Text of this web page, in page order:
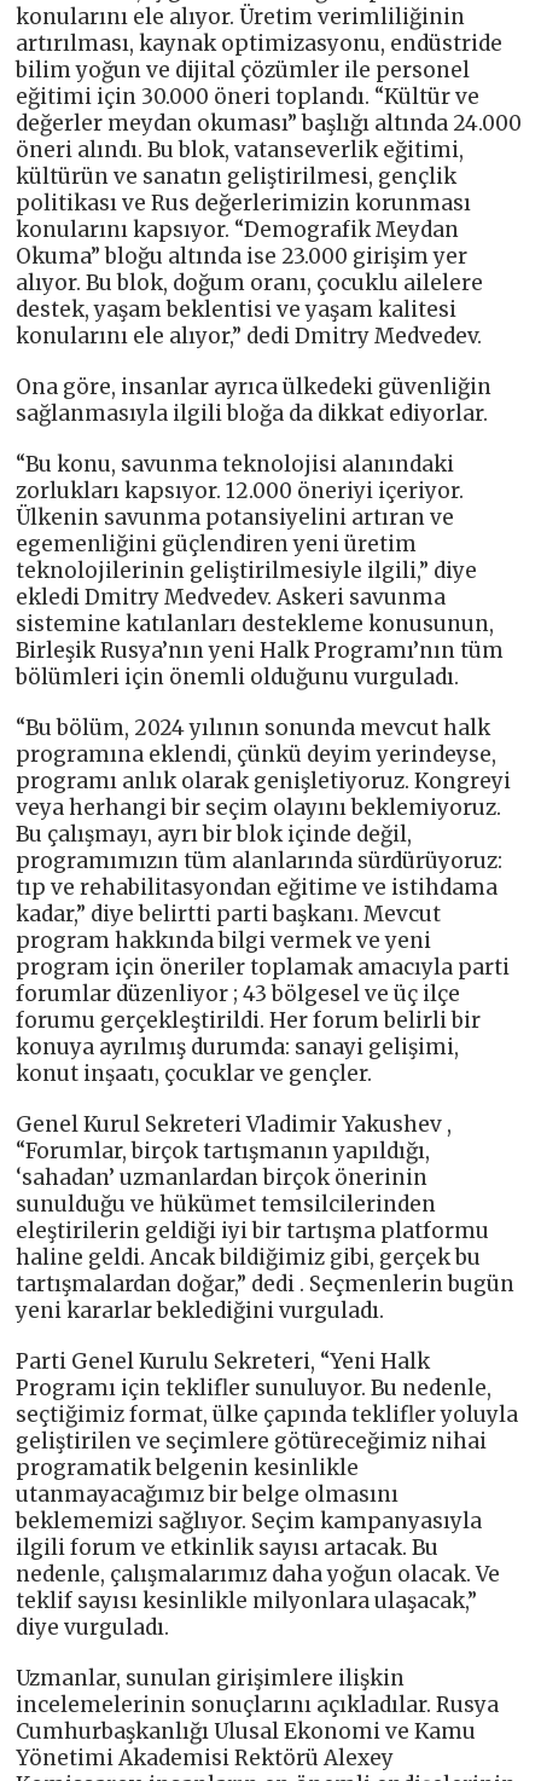
konularını ele alıyor. Üretim verimliliğinin
artırılması, kaynak optimizasyonu, endüstride
bilim yoğun ve dijital çözümler ile personel
eğitimi için 30.000 öneri toplandı. “Kültür ve
değerler meydan okuması” başlığı altında 24.000
öneri alındı. Bu blok, vatanseverlik eğitimi,
kültürün ve sanatın geliştirilmesi, gençlik
politikası ve Rus değerlerimizin korunması
konularını kapsıyor. “Demografik Meydan
Okuma” bloğu altında ise 23.000 girişim yer
alıyor. Bu blok, doğum oranı, çocuklu ailelere
destek, yaşam beklentisi ve yaşam kalitesi
konularını ele alıyor,” dedi Dmitry Medvedev.
Ona göre, insanlar ayrıca ülkedeki güvenliğin
sağlanmasıyla ilgili bloğa da dikkat ediyorlar.
“Bu konu, savunma teknolojisi alanındaki
zorlukları kapsıyor. 12.000 öneriyi içeriyor.
Ülkenin savunma potansiyelini artıran ve
egemenliğini güçlendiren yeni üretim
teknolojilerinin geliştirilmesiyle ilgili,” diye
ekledi Dmitry Medvedev. Askeri savunma
sistemine katılanları destekleme konusunun,
Birleşik Rusya’nın yeni Halk Programı’nın tüm
bölümleri için önemli olduğunu vurguladı.
“Bu bölüm, 2024 yılının sonunda mevcut halk
programına eklendi, çünkü deyim yerindeyse,
programı anlık olarak genişletiyoruz. Kongreyi
veya herhangi bir seçim olayını beklemiyoruz.
Bu çalışmayı, ayrı bir blok içinde değil,
programımızın tüm alanlarında sürdürüyoruz:
tıp ve rehabilitasyondan eğitime ve istihdama
kadar,” diye belirtti parti başkanı. Mevcut
program hakkında bilgi vermek ve yeni
program için öneriler toplamak amacıyla parti
forumlar düzenliyor ; 43 bölgesel ve üç ilçe
forumu gerçekleştirildi. Her forum belirli bir
konuya ayrılmış durumda: sanayi gelişimi,
konut inşaatı, çocuklar ve gençler.
Genel Kurul Sekreteri Vladimir Yakushev ,
“Forumlar, birçok tartışmanın yapıldığı,
‘sahadan’ uzmanlardan birçok önerinin
sunulduğu ve hükümet temsilcilerinden
eleştirilerin geldiği iyi bir tartışma platformu
haline geldi. Ancak bildiğimiz gibi, gerçek bu
tartışmalardan doğar,” dedi . Seçmenlerin bugün
yeni kararlar beklediğini vurguladı.
Parti Genel Kurulu Sekreteri, “Yeni Halk
Programı için teklifler sunuluyor. Bu nedenle,
seçtiğimiz format, ülke çapında teklifler yoluyla
geliştirilen ve seçimlere götüreceğimiz nihai
programatik belgenin kesinlikle
utanmayacağımız bir belge olmasını
beklememizi sağlıyor. Seçim kampanyasıyla
ilgili forum ve etkinlik sayısı artacak. Bu
nedenle, çalışmalarımız daha yoğun olacak. Ve
teklif sayısı kesinlikle milyonlara ulaşacak,”
diye vurguladı.
Uzmanlar, sunulan girişimlere ilişkin
incelemelerinin sonuçlarını açıkladılar. Rusya
Cumhurbaşkanlığı Ulusal Ekonomi ve Kamu
Yönetimi Akademisi Rektörü Alexey